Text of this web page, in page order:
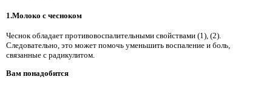
1.Молоко с чесноком
Чеснок обладает противовоспалительными свойствами (1), (2).
Следовательно, это может помочь уменьшить воспаление и боль,
связанные с радикулитом.
Вам понадобится